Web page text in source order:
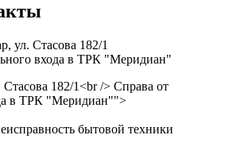
ул. Стасова 182/1
входа в ТРК "Меридиан"
Справа от
в ТРК "Меридиан"">
бытовой техники